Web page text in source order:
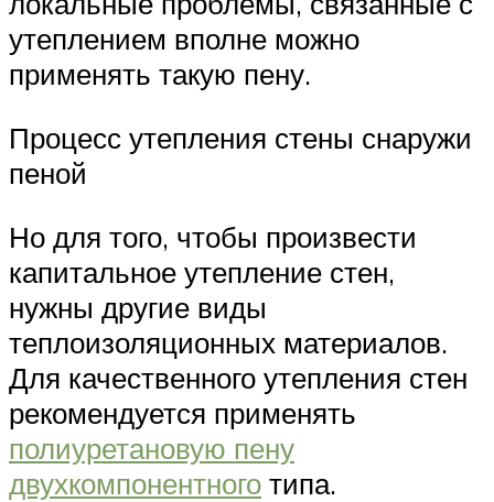
утеплением вполне можно
применять такую пену.
Процесс утепления стены снаружи
пеной
Но для того, чтобы произвести
капитальное утепление стен,
нужны другие виды
теплоизоляционных материалов.
Для качественного утепления стен
рекомендуется применять
полиуретановую пену
двухкомпонентного типа.